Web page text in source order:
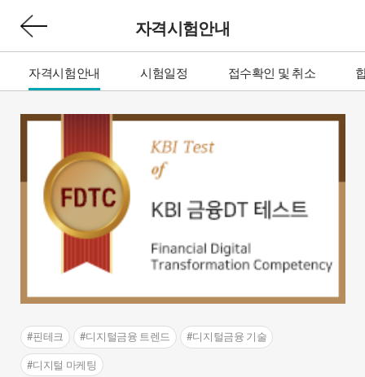
자격시험안내
자격시험안내 시험일정 접수확인 및 취소
#핀테크 #디지털금융 트렌드 #디지털금융 기술
#디지털 마케팅